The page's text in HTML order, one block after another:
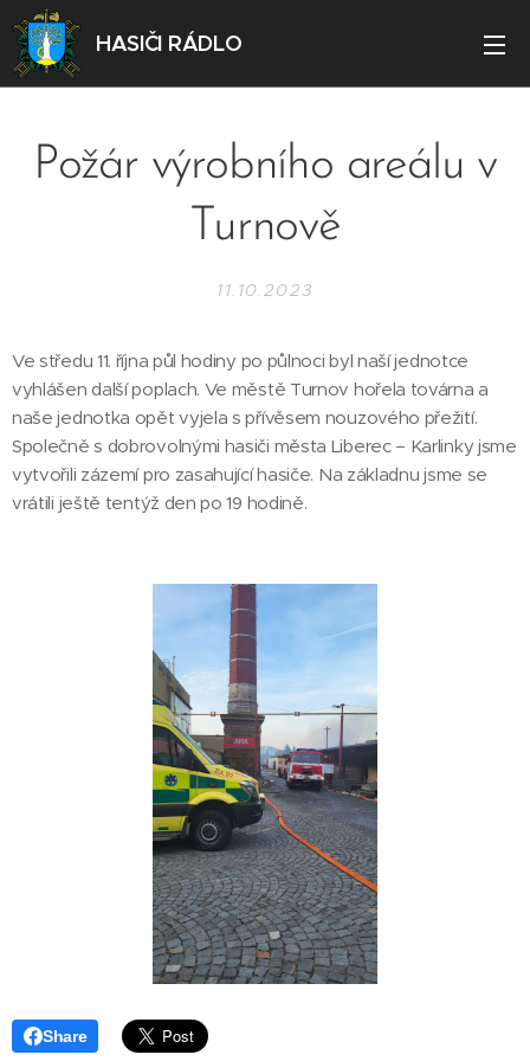
HASIČI RÁDLO
Požár výrobního areálu v
Turnově
11.10.2023
Ve středu 11. října půl hodiny po půlnoci byl naší jednotce
vyhlášen další poplach. Ve městě Turnov hořela továrna a
naše jednotka opět vyjela s přívěsem nouzového přežití.
Společně s dobrovolnými hasiči města Liberec – Karlinky jsme
vytvořili zázemí pro zasahující hasiče. Na základnu jsme se
vrátili ještě tentýž den po 19 hodině.
Share